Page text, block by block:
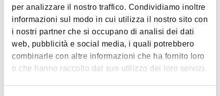
per analizzare il nostro traffico. Condividiamo inoltre
informazioni sul modo in cui utilizza il nostro sito con
i nostri partner che si occupano di analisi dei dati
web, pubblicità e social media, i quali potrebbero
combinarle con altre informazioni che ha fornito loro
o che hanno raccolto dal suo utilizzo dei loro servizi.
San Pellegrino Park
BOLOGNA
PARKS AND GARDENS